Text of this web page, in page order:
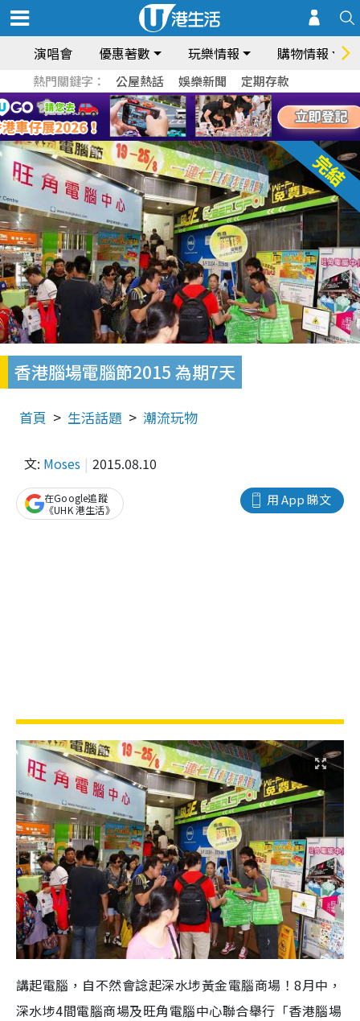
演唱會 優惠著數 玩樂情報 購物情報
熱門關鍵字： 公屋熱話 娛樂新聞 定期存款
香港腦場電腦節2015 為期7天
首頁 生活話題 潮流玩物
文: Moses 2015.08.10
用 App 睇文
在Google追蹤
《UHK 港生活》
講起電腦，自不然會諗起深水埗黃金電腦商場！8月中，
深水埗4間電腦商場及旺角電腦中心聯合舉行「香港腦場